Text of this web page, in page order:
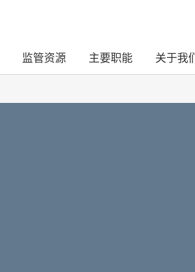
监管资源 主要职能 关于我们